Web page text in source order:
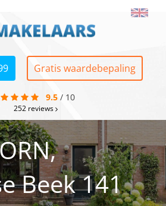
Gratis waardebepaling
9.5 / 10
252 reviews
Beek 141